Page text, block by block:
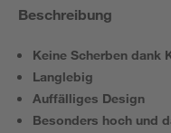
Beschreibung
Keine Scherben dank
Langlebig
Auffälliges Design
Besonders hoch und